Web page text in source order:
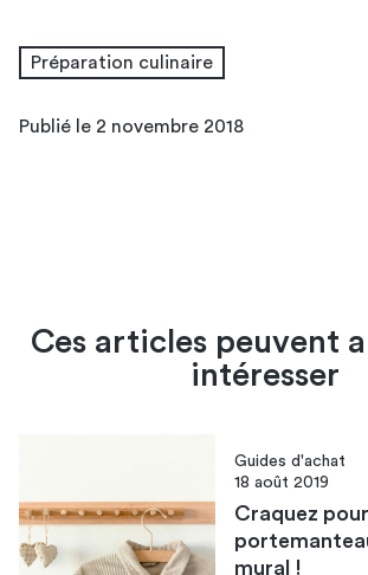
Préparation culinaire
Publié le 2 novembre 2018
Ces articles peuvent
intéresser
Guides d'achat
18 août 2019
Craquez
mural !